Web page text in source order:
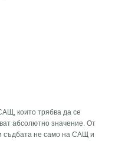
които трябва да се
абсолютно значение. От
съдбата не само на САЩ и